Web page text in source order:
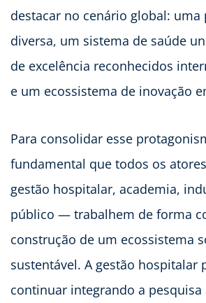
destacar no cenário global: uma
diversa, um sistema de saúde
de excelência reconhecidos
e um ecossistema de inovação
Para consolidar esse
fundamental que todos os
gestão hospitalar, academia,
público — trabalhem de forma
construção de um ecossistema
sustentável. A gestão hospitalar
continuar integrando a pesquisa